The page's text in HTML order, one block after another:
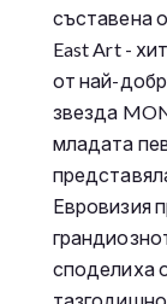
съставена
East Art -
от най-
звезда
младата
Евровизия
споделиха